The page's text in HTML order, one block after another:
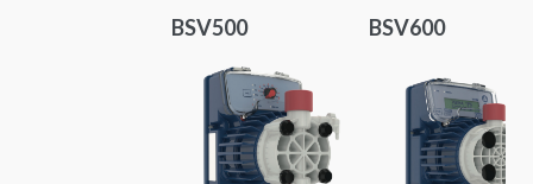
BSV500
BSV600
BSV500
BSV600